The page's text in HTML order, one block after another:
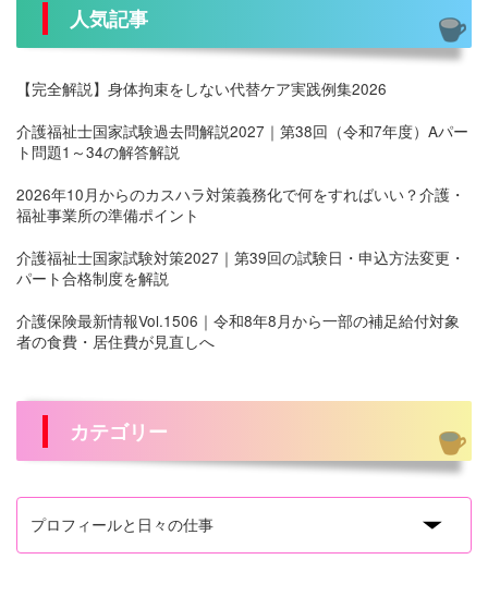
人気記事
【完全解説】身体拘束をしない代替ケア実践例集2026
介護福祉士国家試験過去問解説2027｜第38回（令和7年度）Aパー
ト問題1～34の解答解説
2026年10月からのカスハラ対策義務化で何をすればいい？介護・
福祉事業所の準備ポイント
介護福祉士国家試験対策2027｜第39回の試験日・申込方法変更・
パート合格制度を解説
介護保険最新情報Vol.1506｜令和8年8月から一部の補足給付対象
者の食費・居住費が見直しへ
カテゴリー